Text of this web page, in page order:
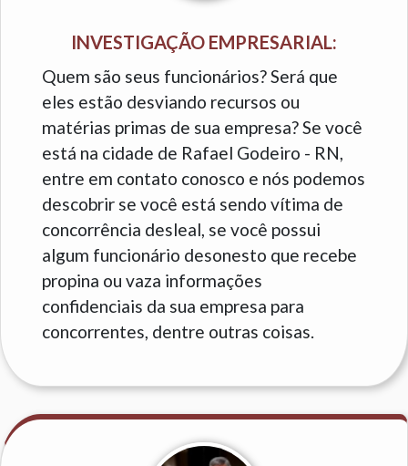
INVESTIGAÇÃO EMPRESARIAL:
Quem são seus funcionários? Será que
eles estão desviando recursos ou
matérias primas de sua empresa? Se você
está na cidade de Rafael Godeiro - RN,
entre em contato conosco e nós podemos
descobrir se você está sendo vítima de
concorrência desleal, se você possui
algum funcionário desonesto que recebe
propina ou vaza informações
confidenciais da sua empresa para
concorrentes, dentre outras coisas.